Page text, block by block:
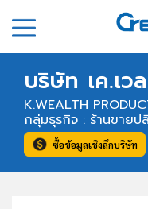
บริษัท เค.เว
K.WEALTH
กลุ่มธุรกิจ : ร้านขายป
ซื้อข้อมูลเชิงลึกบริษัท